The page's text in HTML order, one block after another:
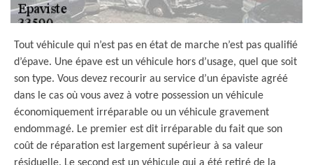
Tout véhicule qui n’est pas en état de marche n’est pas qualifié
d’épave. Une épave est un véhicule hors d’usage, quel que soit
son type. Vous devez recourir au service d’un épaviste agréé
dans le cas où vous avez à votre possession un véhicule
économiquement irréparable ou un véhicule gravement
endommagé. Le premier est dit irréparable du fait que son
coût de réparation est largement supérieur à sa valeur